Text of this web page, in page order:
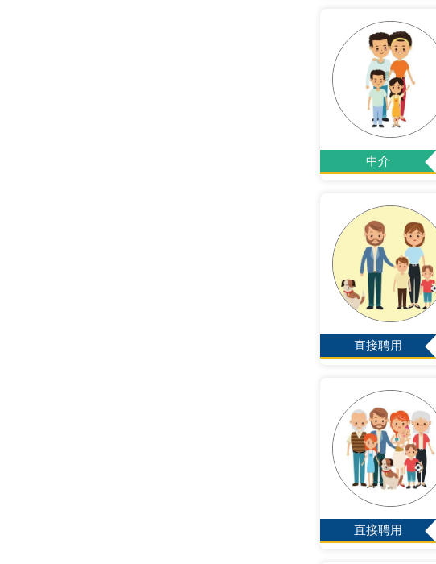
中介
直接聘用
直接聘用